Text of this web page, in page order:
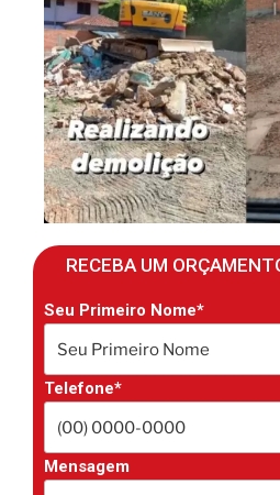
RECEBA UM
Seu Primeiro Nome*
Telefone*
Mensagem